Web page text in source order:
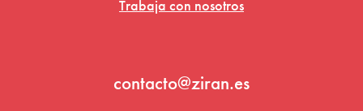
Trabaja con nosotros
contacto@ziran.es